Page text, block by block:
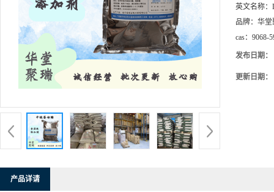
英文名称：
品牌： 华堂
cas： 9068-
发布日期：
更新日期：
产品详请